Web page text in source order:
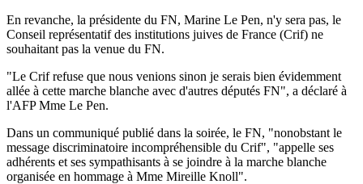
En revanche, la présidente du FN, Marine Le Pen, n'y sera pas, le
Conseil représentatif des institutions juives de France (Crif) ne
souhaitant pas la venue du FN.
"Le Crif refuse que nous venions sinon je serais bien évidemment
allée à cette marche blanche avec d'autres députés FN", a déclaré à
l'AFP Mme Le Pen.
Dans un communiqué publié dans la soirée, le FN, "nonobstant le
message discriminatoire incompréhensible du Crif", "appelle ses
adhérents et ses sympathisants à se joindre à la marche blanche
organisée en hommage à Mme Mireille Knoll".